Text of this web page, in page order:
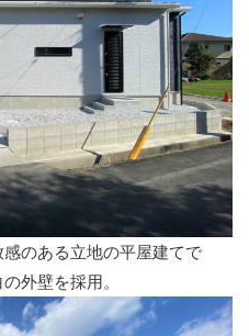
のある立地の平屋建てで
外壁を採用。